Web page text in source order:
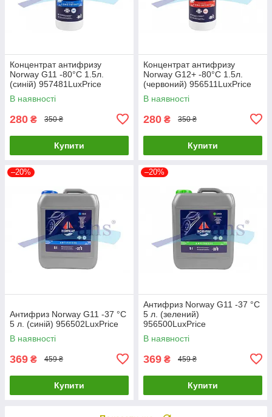
Концентрат антифризу
Norway G11 -80°C 1.5л.
(синій) 957481LuxPrice
В наявності
280 ₴ 350 ₴
Купити
Концентрат антифризу
Norway G12+ -80°C 1.5л.
(червоний) 956511LuxPrice
В наявності
280 ₴ 350 ₴
Купити
–20%
Антифриз Norway G11 -37 °C
5 л. (cиній) 956502LuxPrice
В наявності
369 ₴ 459 ₴
Купити
–20%
Антифриз Norway G11 -37 °C
5 л. (зелений)
956500LuxPrice
В наявності
369 ₴ 459 ₴
Купити